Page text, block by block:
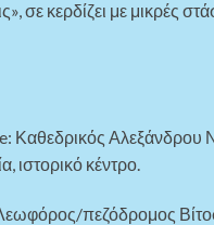
σε κερδίζει με μικρές
Καθεδρικός Αλεξάνδρου
ιστορικό κέντρο.
πεζόδρομος